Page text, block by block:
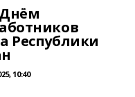
Республики
10:40